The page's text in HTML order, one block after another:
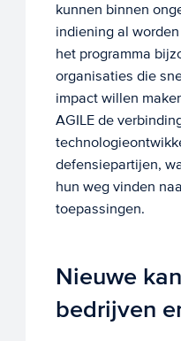
kunnen binnen
indiening al
het programma
organisaties die
impact willen
AGILE de
defensiepartijen,
hun weg vinden
toepassingen.
Nieuwe
bedrijven